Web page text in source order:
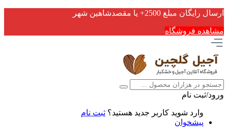
ارسال رایگان مبلغ 2500+ یا مقصدشاهین شهر
مشاهده فروشگاه
ورود/ثبت نام
وارد شوید کاربر جدید هستید؟ ثبت نام
پیشخوان